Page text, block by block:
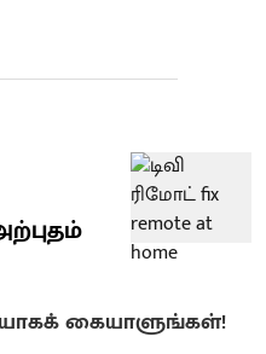
கையாளுங்கள்!